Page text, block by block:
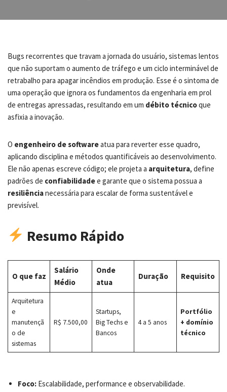
Bugs recorrentes que travam a jornada do usuário, sistemas lentos
que não suportam o aumento de tráfego e um ciclo interminável de
retrabalho para apagar incêndios em produção. Esse é o sintoma de
uma operação que ignora os fundamentos da engenharia em prol
de entregas apressadas, resultando em um débito técnicoque
asfixia a inovação.
O engenheiro de softwareatua para reverter esse quadro,
aplicando disciplina e métodos quantificáveis ao desenvolvimento.
Ele não apenas escreve código; ele projeta a arquitetura, define
padrões de confiabilidadee garante que o sistema possua a
resiliêncianecessária para escalar de forma sustentável e
previsível.
Resumo Rápido
O que faz
Salário
Médio
Onde
atua
Duração Requisito
Arquitetura
e
manutençã
o de
sistemas
R$ 7.500,00
Startups,
Big Techs e
Bancos
4 a 5 anos
Portfólio
+ domínio
técnico
Foco: Escalabilidade, performance e observabilidade.